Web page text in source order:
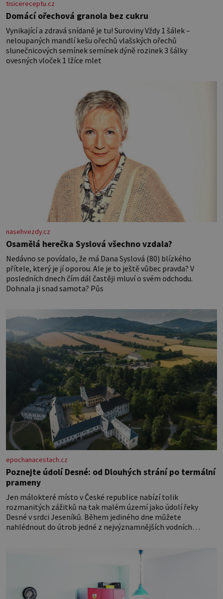
tisicereceptu.cz
Domácí ořechová granola bez cukru
Vynikající a zdravá snídaně je tu! Suroviny Vždy 1 šálek –
neloupaných mandlí kešu ořechů vlašských ořechů
slunečnicových semínek semínek dýně rozinek 3 šálky
ovesných vloček 1 lžíce mlet
nasehvezdy.cz
Osamělá herečka Syslová všechno vzdala?
Nedávno se povídalo, že má Dana Syslová (80) blízkého
přítele, který je jí oporou. Ale je to ještě vůbec pravda? V
posledních dnech čím dál častěji mluví o svém odchodu.
Dohnala ji snad samota? Půs
epochanacestach.cz
Poznejte údolí Desné: od Dlouhých strání po termální
prameny
Jen málokteré místo v České republice nabízí tolik
rozmanitých zážitků na tak malém území jako údolí řeky
Desné v srdci Jeseníků. Během jediného dne můžete
nahlédnout do útrob jedné z nejvýznamnějších vodních